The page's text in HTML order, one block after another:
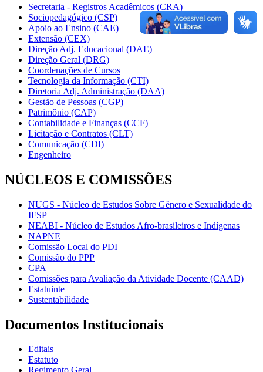
Secretaria - Registros Acadêmicos (CRA)
Sociopedagógico (CSP)
Apoio ao Ensino (CAE)
Extensão (CEX)
Direção Adj. Educacional (DAE)
Direção Geral (DRG)
Coordenações de Cursos
Tecnologia da Informação (CTI)
Diretoria Adj. Administração (DAA)
Gestão de Pessoas (CGP)
Patrimônio (CAP)
Contabilidade e Finanças (CCF)
Licitação e Contratos (CLT)
Comunicação (CDI)
Engenheiro
NÚCLEOS E COMISSÕES
NUGS - Núcleo de Estudos Sobre Gênero e Sexualidade do
IFSP
NEABI - Núcleo de Estudos Afro-brasileiros e Indígenas
NAPNE
Comissão Local do PDI
Comissão do PPP
CPA
Comissões para Avaliação da Atividade Docente (CAAD)
Estatuinte
Sustentabilidade
Documentos Institucionais
Editais
Estatuto